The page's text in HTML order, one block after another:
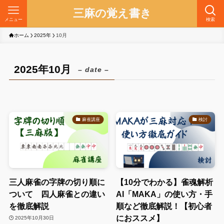
三麻の覚え書き 検索
メニュー
ホーム 2025年 10月
2025年10月 – date –
麻雀講座
三人麻雀の字牌の切り順に
ついて 四人麻雀との違い
を徹底解説
2025年10月30日
検討
【10分でわかる】雀魂解析
AI「MAKA」の使い方・手
順など徹底解説！【初心者
におススメ】